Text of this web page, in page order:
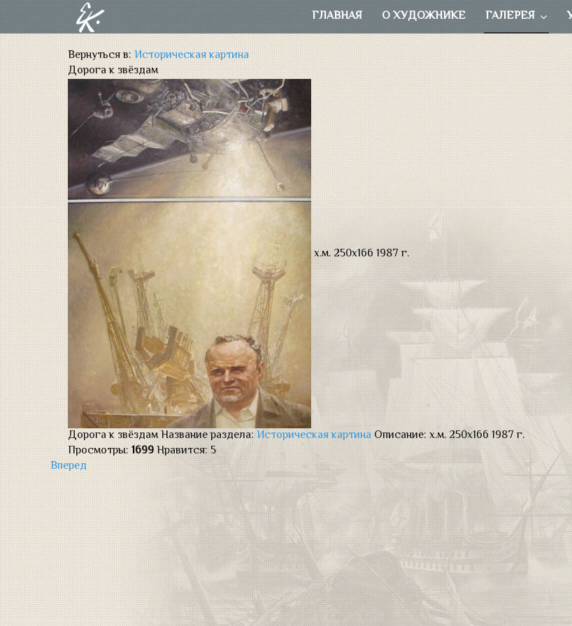
ГЛАВНАЯ О ХУДОЖНИКЕ ГАЛЕРЕЯ
Вернуться в:Историческая картина
Дорога к звёздам
х.м. 250х166 1987 г.
Дорога к звёздамНазвание раздела:Историческая картина Описание: х.м. 250х166 1987 г.
Просмотры: 1699Нравится: 5
Вперед